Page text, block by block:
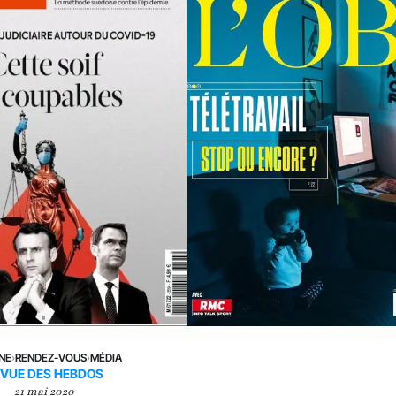
›RENDEZ-VOUS›MÉDIA
DES HEBDOS
21 mai 2020